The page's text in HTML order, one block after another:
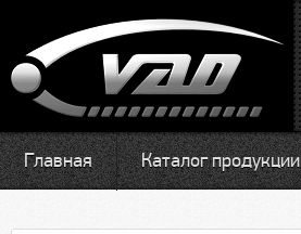
Главная Каталог продукции